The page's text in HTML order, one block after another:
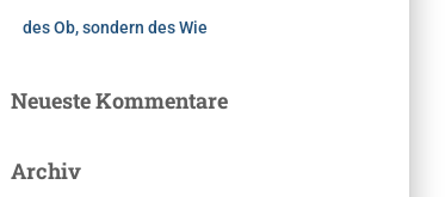
des Ob, sondern des Wie
Neueste Kommentare
Archiv